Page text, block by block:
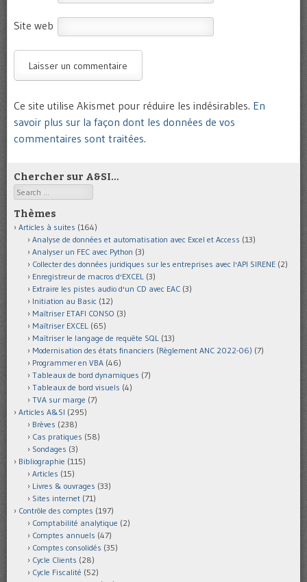
Site web
Ce site utilise Akismet pour réduire les indésirables. En
savoir plus sur la façon dont les données de vos
commentaires sont traitées.
Chercher sur A&SI…
Search
Thèmes
Articles à suites (164)
Analyse de données et automatisation avec Excel et Access (13)
Analyser un FEC avec Python (3)
Collecter des données juridiques sur les entreprises avec l'API SIRENE (2)
Enregistreur de macros d'EXCEL (3)
Extraire les pistes audio d'un CD avec EAC (3)
Initiation au Basic (12)
Maîtriser ETAFI CONSO (3)
Maîtriser EXCEL (65)
Maîtriser le langage de requête SQL (13)
Modernisation des états financiers (Règlement ANC 2022-06) (7)
Programmer en VBA (46)
Tableaux de bord dynamiques (7)
Tableaux de bord visuels (4)
TVA sur marge (7)
Articles A&SI (295)
Brèves (238)
Cas pratiques (58)
Sondages (3)
Bibliographie (115)
Articles (15)
Livres & ouvrages (33)
Sites internet (71)
Contrôle des comptes (197)
Comptabilité analytique (2)
Comptes annuels (47)
Comptes consolidés (35)
Cycle Clients (28)
Cycle Fiscalité (52)